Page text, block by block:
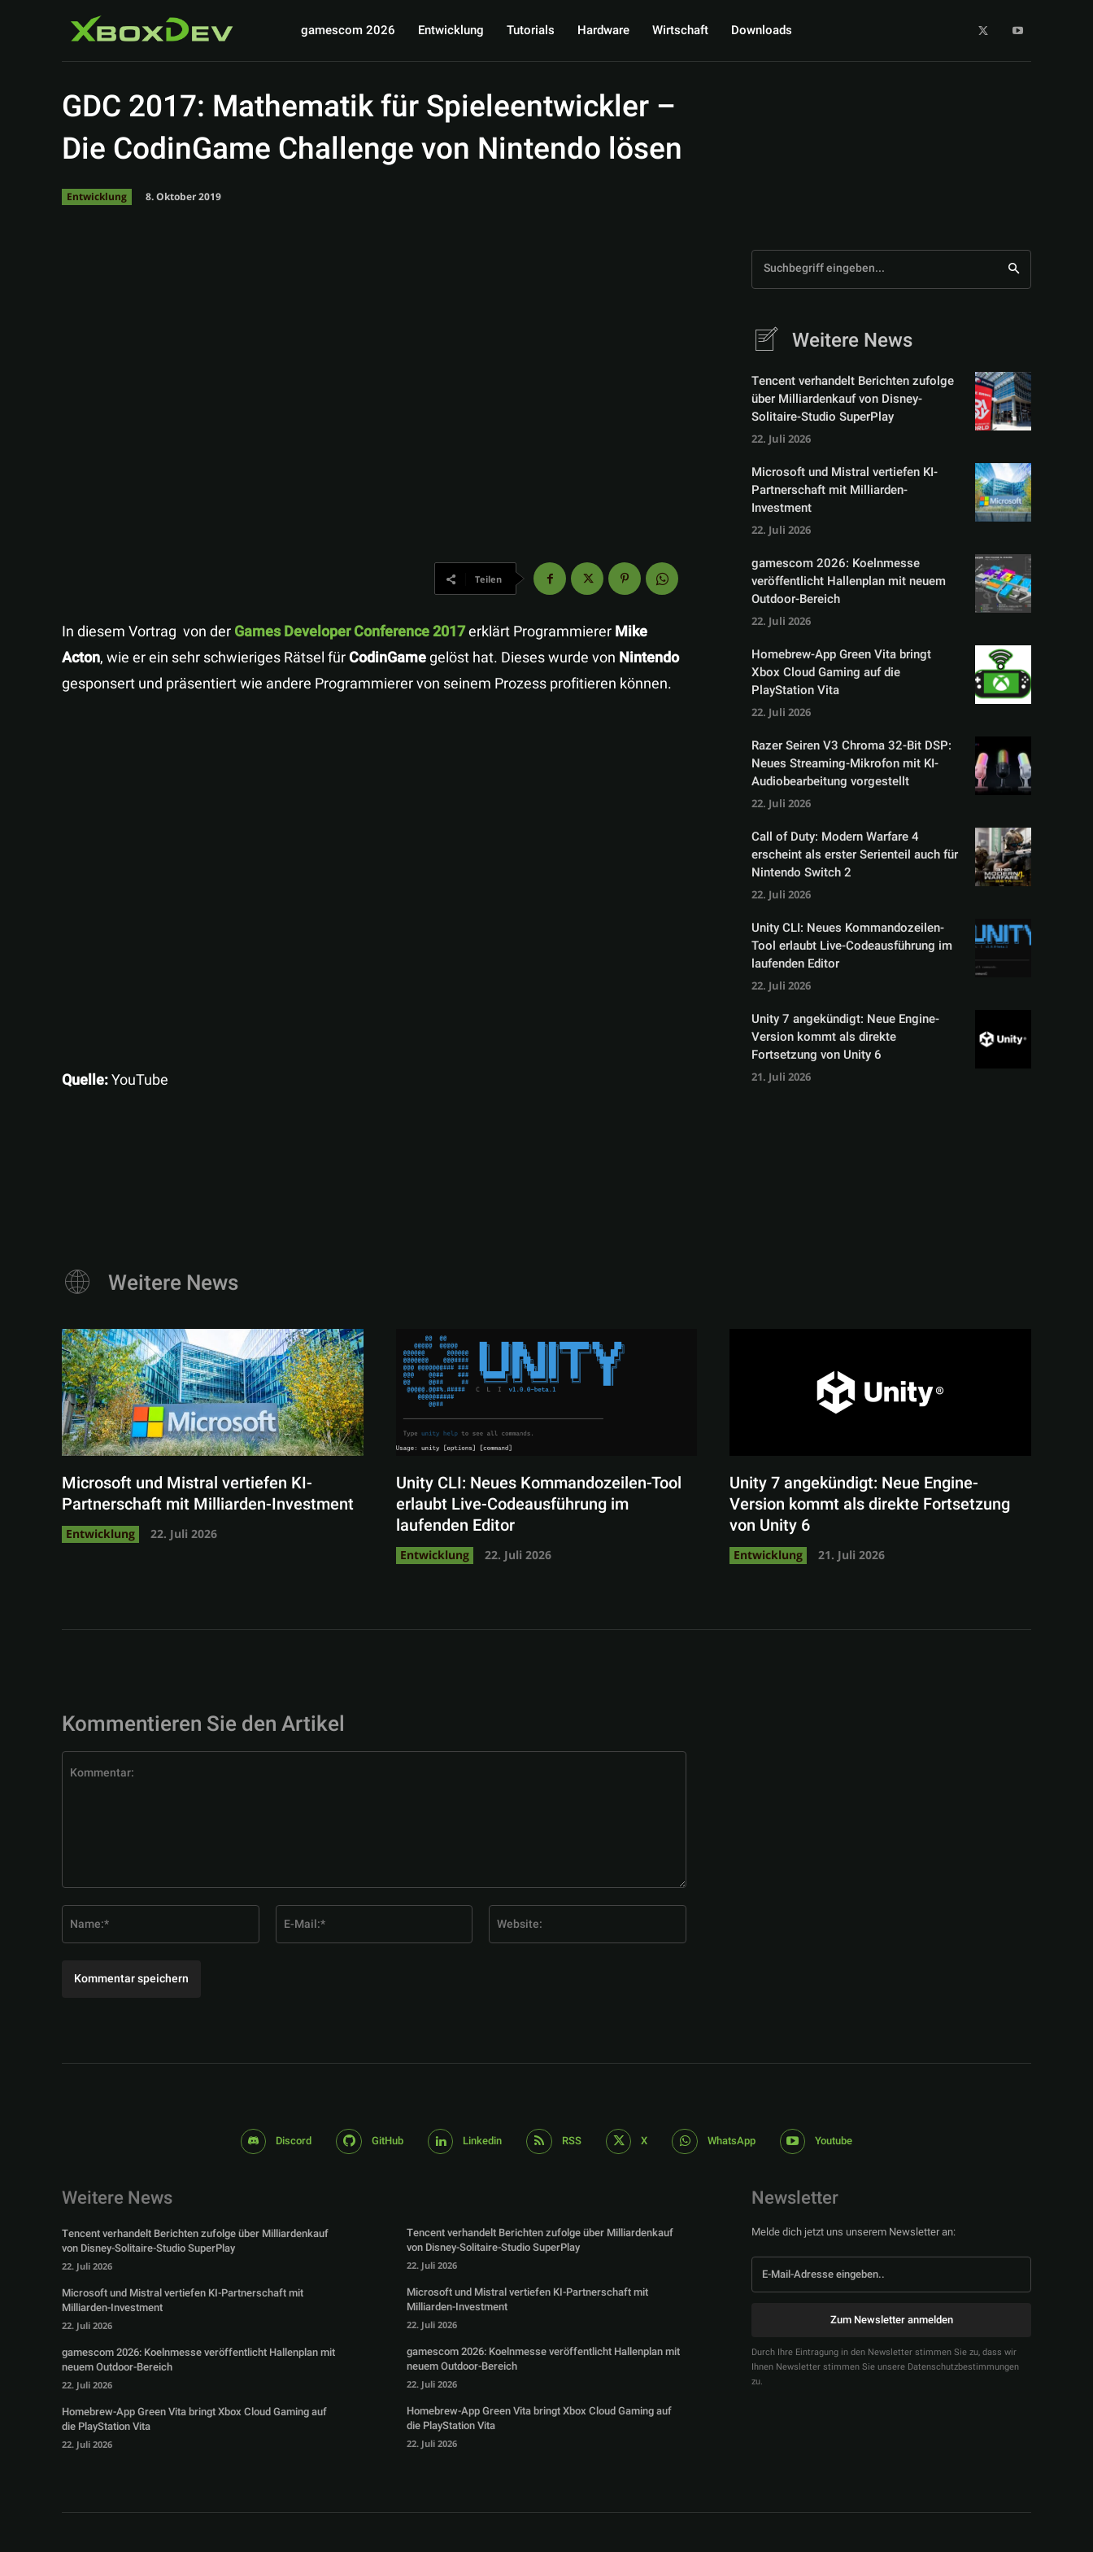
gamescom 2026 Entwicklung Tutorials Hardware Wirtschaft Downloads
GDC 2017: Mathematik für Spieleentwickler –
Die CodinGame Challenge von Nintendo lösen
Entwicklung 8. Oktober 2019
Teilen
In diesem Vortrag von derGames Developer Conference 2017erklärt ProgrammiererMike
Acton, wie er ein sehr schwieriges Rätsel fürCodinGamegelöst hat. Dieses wurde von Nintendo
gesponsert und präsentiert wie andere Programmierer von seinem Prozess profitieren können.
Quelle:YouTube
Suchbegriff eingeben...
Weitere News
Tencent verhandelt Berichten zufolge
über Milliardenkauf von Disney-
Solitaire-Studio SuperPlay
22. Juli 2026
Microsoft und Mistral vertiefen KI-
Partnerschaft mit Milliarden-
Investment
22. Juli 2026
gamescom 2026: Koelnmesse
veröffentlicht Hallenplan mit neuem
Outdoor-Bereich
22. Juli 2026
Homebrew-App Green Vita bringt
Xbox Cloud Gaming auf die
PlayStation Vita
22. Juli 2026
Razer Seiren V3 Chroma 32-Bit DSP:
Neues Streaming-Mikrofon mit KI-
Audiobearbeitung vorgestellt
22. Juli 2026
Call of Duty: Modern Warfare 4
erscheint als erster Serienteil auch für
Nintendo Switch 2
22. Juli 2026
Unity CLI: Neues Kommandozeilen-
Tool erlaubt Live-Codeausführung im
laufenden Editor
22. Juli 2026
Unity 7 angekündigt: Neue Engine-
Version kommt als direkte
Fortsetzung von Unity 6
21. Juli 2026
Weitere News
Microsoft und Mistral vertiefen KI-
Partnerschaft mit Milliarden-Investment
Entwicklung 22. Juli 2026
Unity CLI: Neues Kommandozeilen-Tool
erlaubt Live-Codeausführung im
laufenden Editor
Entwicklung 22. Juli 2026
Unity 7 angekündigt: Neue Engine-
Version kommt als direkte Fortsetzung
von Unity 6
Entwicklung 21. Juli 2026
Kommentieren Sie den Artikel
Mail:*
Discord GitHub Linkedin RSS X WhatsApp Youtube
Weitere News
Tencent verhandelt Berichten zufolge über Milliardenkauf
von Disney-Solitaire-Studio SuperPlay
22. Juli 2026
Microsoft und Mistral vertiefen KI-Partnerschaft mit
Milliarden-Investment
22. Juli 2026
gamescom 2026: Koelnmesse veröffentlicht Hallenplan mit
neuem Outdoor-Bereich
22. Juli 2026
Homebrew-App Green Vita bringt Xbox Cloud Gaming auf
die PlayStation Vita
22. Juli 2026
Tencent verhandelt Berichten zufolge über Milliardenkauf
von Disney-Solitaire-Studio SuperPlay
22. Juli 2026
Microsoft und Mistral vertiefen KI-Partnerschaft mit
Milliarden-Investment
22. Juli 2026
gamescom 2026: Koelnmesse veröffentlicht Hallenplan mit
neuem Outdoor-Bereich
22. Juli 2026
Homebrew-App Green Vita bringt Xbox Cloud Gaming auf
die PlayStation Vita
22. Juli 2026
Newsletter
Melde dich jetzt uns unserem Newsletter an:
Zum Newsletter anmelden
Durch Ihre Eintragung in den Newsletter stimmen Sie zu, dass wir
Ihnen Newsletter stimmen Sie unsere Datenschutzbestimmungen
zu.